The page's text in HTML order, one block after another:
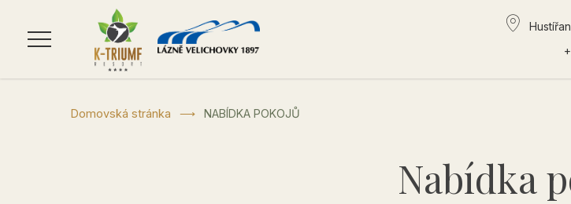
Jídelní
Domovská stránka NABÍDKA POKOJŮ
Nabídka